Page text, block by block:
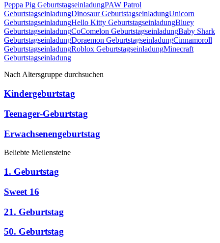
Peppa Pig GeburtstagseinladungPAW Patrol
GeburtstagseinladungDinosaur GeburtstagseinladungUnicorn
GeburtstagseinladungHello Kitty GeburtstagseinladungBluey
GeburtstagseinladungCoComelon GeburtstagseinladungBaby Shark
GeburtstagseinladungDoraemon GeburtstagseinladungCinnamoroll
GeburtstagseinladungRoblox GeburtstagseinladungMinecraft
Geburtstagseinladung
Nach Altersgruppe durchsuchen
Kindergeburtstag
Teenager-Geburtstag
Erwachsenengeburtstag
Beliebte Meilensteine
1. Geburtstag
Sweet 16
21. Geburtstag
50. Geburtstag